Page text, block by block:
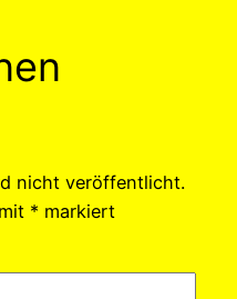
nicht veröffentlicht.
* markiert